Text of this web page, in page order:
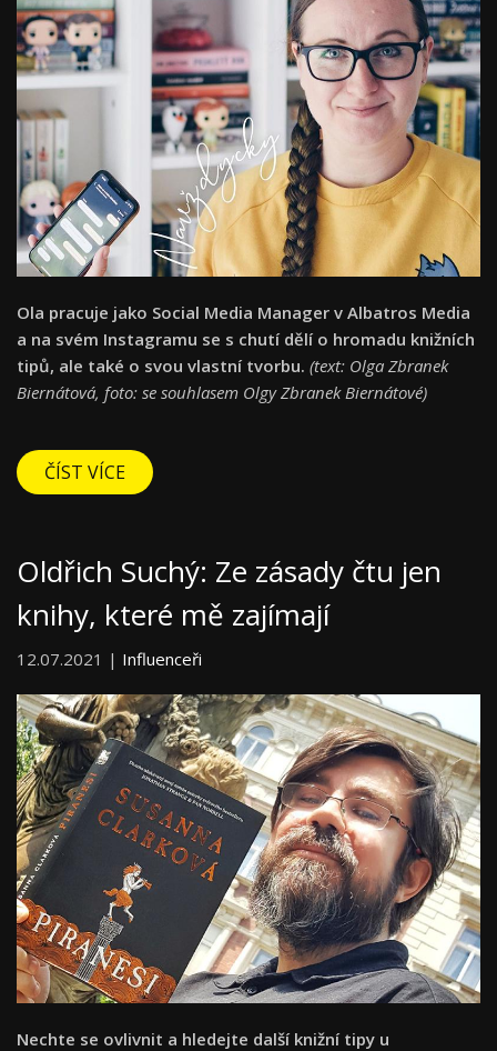
Ola pracuje jako Social Media Manager v Albatros Media
a na svém Instagramu se s chutí dělí o hromadu knižních
tipů, ale také o svou vlastní tvorbu. (text: Olga Zbranek
Biernátová, foto: se souhlasem Olgy Zbranek Biernátové)
ČÍST VÍCE
Oldřich Suchý: Ze zásady čtu jen
knihy, které mě zajímají
12.07.2021 | Influenceři
Nechte se ovlivnit a hledejte další knižní tipy u